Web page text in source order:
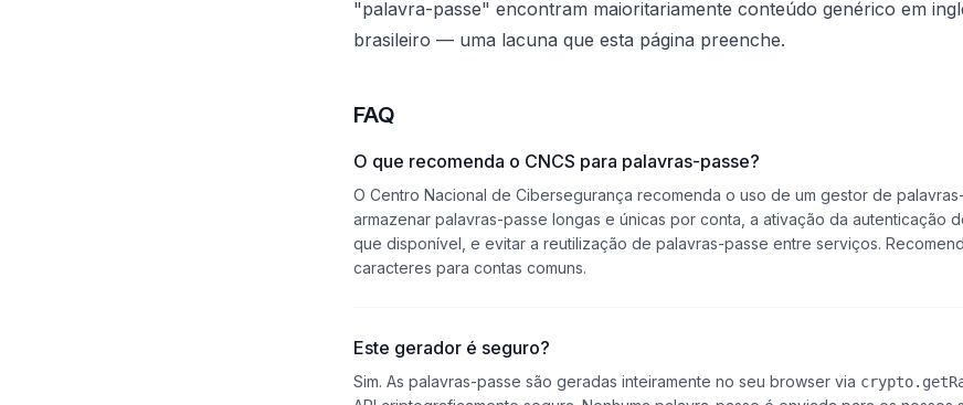
"palavra-passe" encontram maioritariamente conteúdo genérico em
brasileiro — uma lacuna que esta página preenche.
FAQ
O que recomenda o CNCS para palavras-passe?
O Centro Nacional de Cibersegurança recomenda o uso de um gestor de
armazenar palavras-passe longas e únicas por conta, a ativação da autenticação
que disponível, e evitar a reutilização de palavras-passe entre serviços.
caracteres para contas comuns.
Este gerador é seguro?
Sim. As palavras-passe são geradas inteiramente no seu browser via